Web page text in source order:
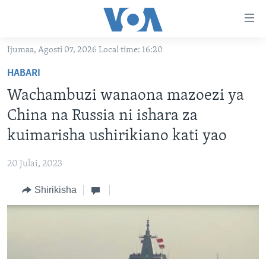
Nenda
kuu
Nenda
katika
urambazaji
Nenda
tafuta
JAMHURI YA KIDEMOKRASIA YA KONGO
UGANDA
BURUNDI
VIDEO
MAISHA NA AFYA
MATANGAZO YETU
ALFAJIRI 0300 UTC
JIONI 1630 UTC
KWA UNDANI 1800 UTC
JARIDA LA WIKIENDI
Ijumaa, Agosti 07, 2026 Local time: 16:20
HABARI
Wachambuzi wanaona mazoezi ya
China na Russia ni ishara za
kuimarisha ushirikiano kati yao
20 Julai, 2023
Shirikisha